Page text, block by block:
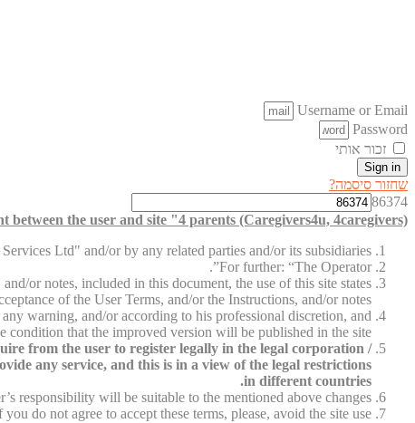
Username or Email
Password
זכור אותי
Sign in
שחזור סיסמה?
86374
between the user and site "4 parents (Caregivers4u, 4caregivers)"
Ltd" and/or by any related parties and/or its subsidiaries.
For further: “The Operator”.
or notes, included in this document, the use of this site states
of the User Terms, and/or the Instructions, and/or notes.
warning, and/or according to his professional discretion, and
condition that the improved version will be published in the site.
from the user to register legally in the legal corporation /
any service, and this is in a view of the legal restrictions
in different countries.
responsibility will be suitable to the mentioned above changes.
you do not agree to accept these terms, please, avoid the site use.